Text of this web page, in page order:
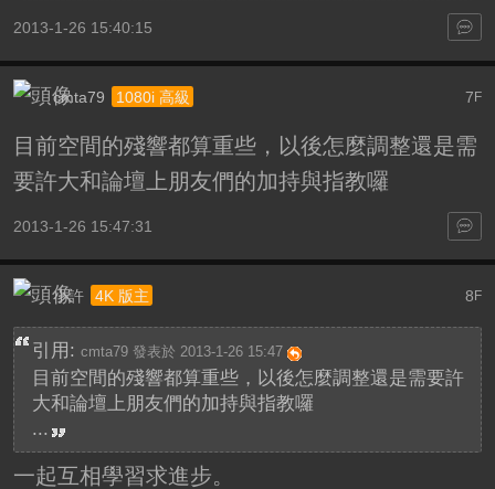
2013-1-26 15:40:15
7 F
cmta79 1080i 高級
目前空間的殘響都算重些，以後怎麼調整還是需
要許大和論壇上朋友們的加持與指教囉
2013-1-26 15:47:31
8 F
小許 4K 版主
引用: cmta79 發表於 2013-1-26 15:47
目前空間的殘響都算重些，以後怎麼調整還是需要許
大和論壇上朋友們的加持與指教囉
...
一起互相學習求進步。